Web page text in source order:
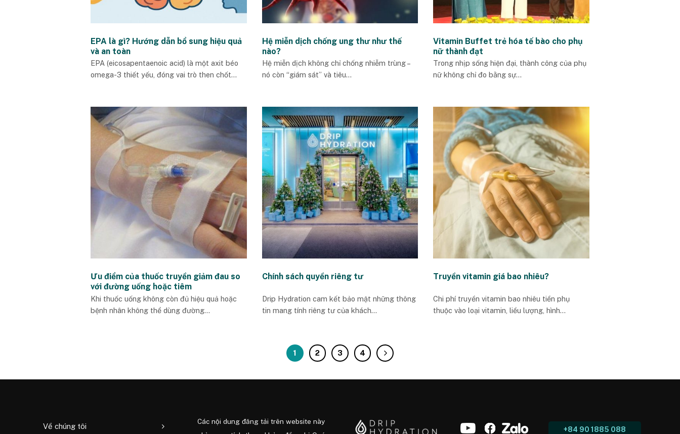
EPA là gì? Hướng dẫn bổ sung hiệu quả
và an toàn
EPA (eicosapentaenoic acid) là một axit béo
omega-3 thiết yếu, đóng vai trò then chốt...
Hệ miễn dịch chống ung thư như thế
nào?
Hệ miễn dịch không chỉ chống nhiễm trùng –
nó còn “giám sát” và tiêu...
Vitamin Buffet trẻ hóa tế bào cho phụ
nữ thành đạt
Trong nhịp sống hiện đại, thành công của phụ
nữ không chỉ đo bằng sự...
Ưu điểm của thuốc truyền giảm đau so
với đường uống hoặc tiêm
Khi thuốc uống không còn đủ hiệu quả hoặc
bệnh nhân không thể dùng đường...
Chính sách quyền riêng tư
Drip Hydration cam kết bảo mật những thông
tin mang tính riêng tư của khách...
Truyền vitamin giá bao nhiêu?
Chi phí truyền vitamin bao nhiêu tiền phụ
thuộc vào loại vitamin, liều lượng, hình...
1 2 3 4
Về chúng tôi
Các nội dung đăng tải trên website này
+84 90 1885 088